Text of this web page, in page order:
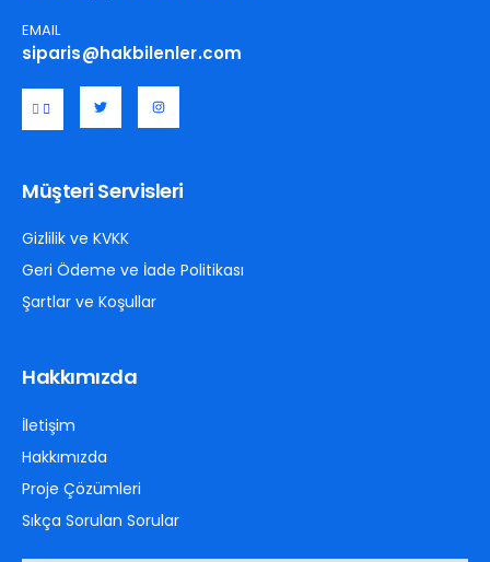
EMAIL
siparis@hakbilenler.com
Müşteri Servisleri
Gizlilik ve KVKK
Geri Ödeme ve İade Politikası
Şartlar ve Koşullar
Hakkımızda
İletişim
Hakkımızda
Proje Çözümleri
Sıkça Sorulan Sorular